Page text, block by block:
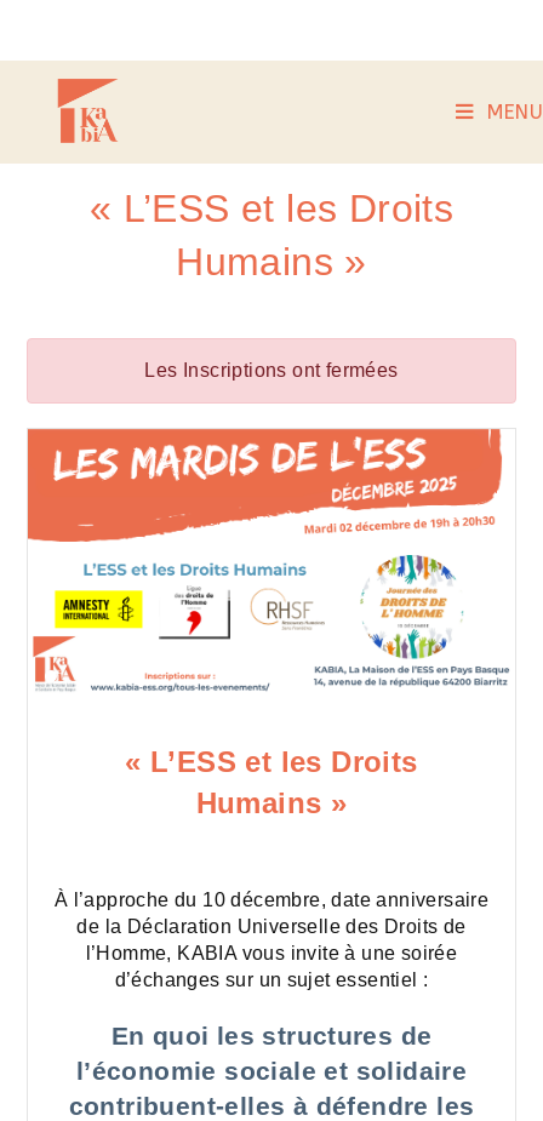
MENU
« L’ESS et les Droits
Humains »
Les Inscriptions ont fermées
« L’ESS et les Droits
Humains »
À l’approche du 10 décembre, date anniversaire
de la Déclaration Universelle des Droits de
l’Homme, KABIA vous invite à une soirée
d’échanges sur un sujet essentiel :
En quoi les structures de
l’économie sociale et solidaire
contribuent-elles à défendre les